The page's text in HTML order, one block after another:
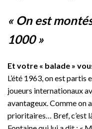
« On est
1000 »
Et votre « balade »
L’été 1963, on est partis
joueurs internationaux
avantageux. Comme on
prioritaires… Bref, c’est